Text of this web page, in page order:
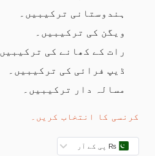
ہندوستانی ترکیبیں۔
ویگن کی ترکیبیں۔
رات کے کھانے کی ترکیبیں
ڈیپ فرائی کی ترکیبیں۔
مسالہ دار ترکیبیں۔
کرنسی کا انتخاب کریں۔
₨ پی کے آر